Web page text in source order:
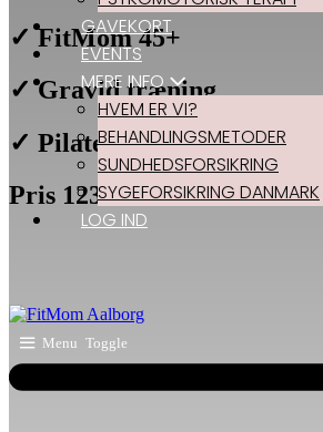
GAVEKORT
EVENTS
MERE INFO
HVEM ER VI?
BEHANDLINGSMETODER
SUNDHEDSFORSIKRING
SYGEFORSIKRING DANMARK
LOG IND
Menu Toggle
✓ FitMom 45+
✓ Gravid træning
✓ Pilates
Pris 123.-